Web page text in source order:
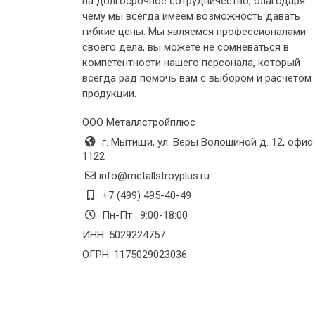
Груз до 6 м, вес до 8 тн
Груз до 6 м, вес до 10 тн
Манипулятор до 6 м, вес до 5 тн
Манипулятор до 6 м, вес до 8 тн
Манипулятор до 6 м, вес до 10 тн
чему мы всегда имеем возможность давать
гибкие цены. Мы являемся профессионалами
своего дела, вы можете не сомневаться в
компетентности нашего персонала, который
всегда рад помочь вам с выбором и расчетом
продукции.
ООО Металлстройплюс
г. Мытищи, ул. Веры Волошиной д. 12, офис
1122
info@metallstroyplus.ru
+7 (499) 495-40-49
Пн-Пт : 9:00-18:00
ИНН: 5029224757
ОГРН: 1175029023036